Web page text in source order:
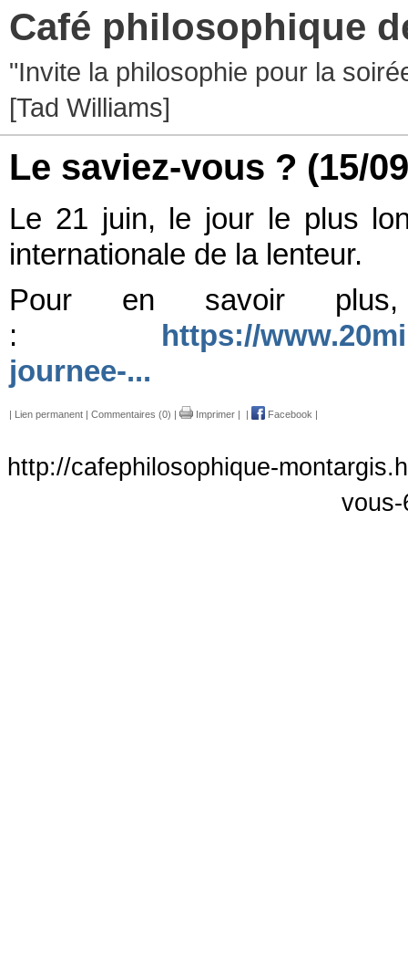
Café philosophique
"Invite la philosophie pour la
[Tad Williams]
Le saviez-vous ? (15/
Le 21 juin, le jour le plus
internationale de la lenteur.
Pour en savoir
:
https://
journee-...
| Lien permanent | Commentaires (0) | Imprimer | | Facebook |
http://cafephilosophique-
vous-